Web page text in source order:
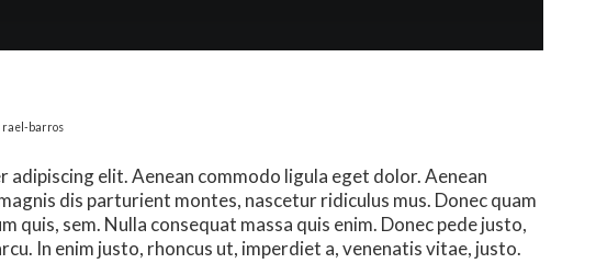
rael-barros
elit. Aenean commodo ligula eget dolor. Aenean
dis parturient montes, nascetur ridiculus mus. Donec quam
quis, sem. Nulla consequat massa quis enim. Donec pede justo,
In enim justo, rhoncus ut, imperdiet a, venenatis vitae, justo.